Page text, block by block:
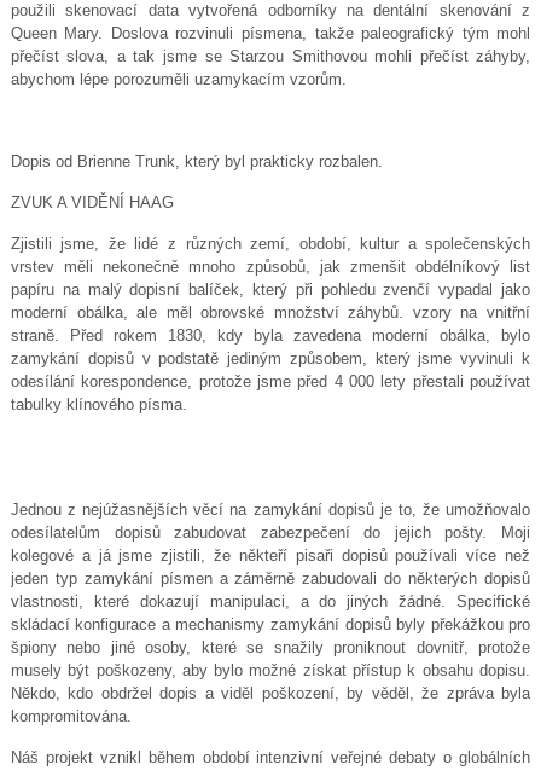
použili skenovací data vytvořená odborníky na dentální skenování z
Queen Mary. Doslova rozvinuli písmena, takže paleografický tým mohl
přečíst slova, a tak jsme se Starzou Smithovou mohli přečíst záhyby,
abychom lépe porozuměli uzamykacím vzorům.
Dopis od Brienne Trunk, který byl prakticky rozbalen.
ZVUK A VIDĚNÍ HAAG
Zjistili jsme, že lidé z různých zemí, období, kultur a společenských
vrstev měli nekonečně mnoho způsobů, jak zmenšit obdélníkový list
papíru na malý dopisní balíček, který při pohledu zvenčí vypadal jako
moderní obálka, ale měl obrovské množství záhybů. vzory na vnitřní
straně. Před rokem 1830, kdy byla zavedena moderní obálka, bylo
zamykání dopisů v podstatě jediným způsobem, který jsme vyvinuli k
odesílání korespondence, protože jsme před 4 000 lety přestali používat
tabulky klínového písma.
Jednou z nejúžasnějších věcí na zamykání dopisů je to, že umožňovalo
odesílatelům dopisů zabudovat zabezpečení do jejich pošty. Moji
kolegové a já jsme zjistili, že někteří pisaři dopisů používali více než
jeden typ zamykání písmen a záměrně zabudovali do některých dopisů
vlastnosti, které dokazují manipulaci, a do jiných žádné. Specifické
skládací konfigurace a mechanismy zamykání dopisů byly překážkou pro
špiony nebo jiné osoby, které se snažily proniknout dovnitř, protože
musely být poškozeny, aby bylo možné získat přístup k obsahu dopisu.
Někdo, kdo obdržel dopis a viděl poškození, by věděl, že zpráva byla
kompromitována.
Náš projekt vznikl během období intenzivní veřejné debaty o globálních